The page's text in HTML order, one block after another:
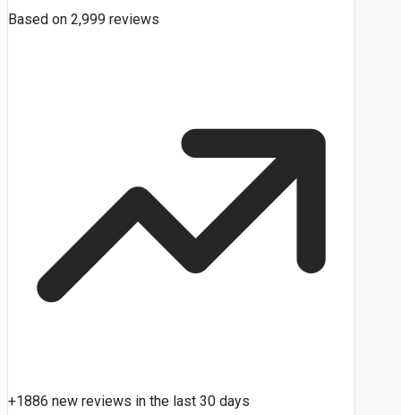
Based on 2,999 reviews
+1886 new reviews in the last 30 days